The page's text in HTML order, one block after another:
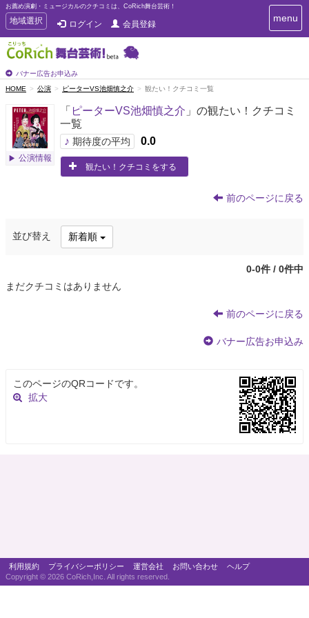
お薦め演劇・ミュージカルのクチコミは、CoRich舞台芸術！
T
o
g
g
e
n
a
t
地域選択 ログイン 会員登録
バナー広告お申込み
T
o
a
i
menu
HOME 公演 ピーターVS池畑慎之介 観たい！クチコミ一覧
公演情報
「 ピーターVS池畑慎之介 」の観たい！クチコミ
一覧
♪ 期待度の平均 0.0
観たい！クチコミをする
前のページに戻る
並び替え 新着順
0-0件 / 0件中
まだクチコミはありません
前のページに戻る
バナー広告お申込み
このページのQRコードです。
拡大
利用規約 プライバシーポリシー 運営会社 お問い合わせ
ヘルプ
Copyright © 2026 CoRich,Inc. All rights reserved.